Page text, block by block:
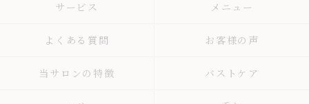
サービス メニュー
よくある質問 お客様の声
当サロンの特徴 バストケア